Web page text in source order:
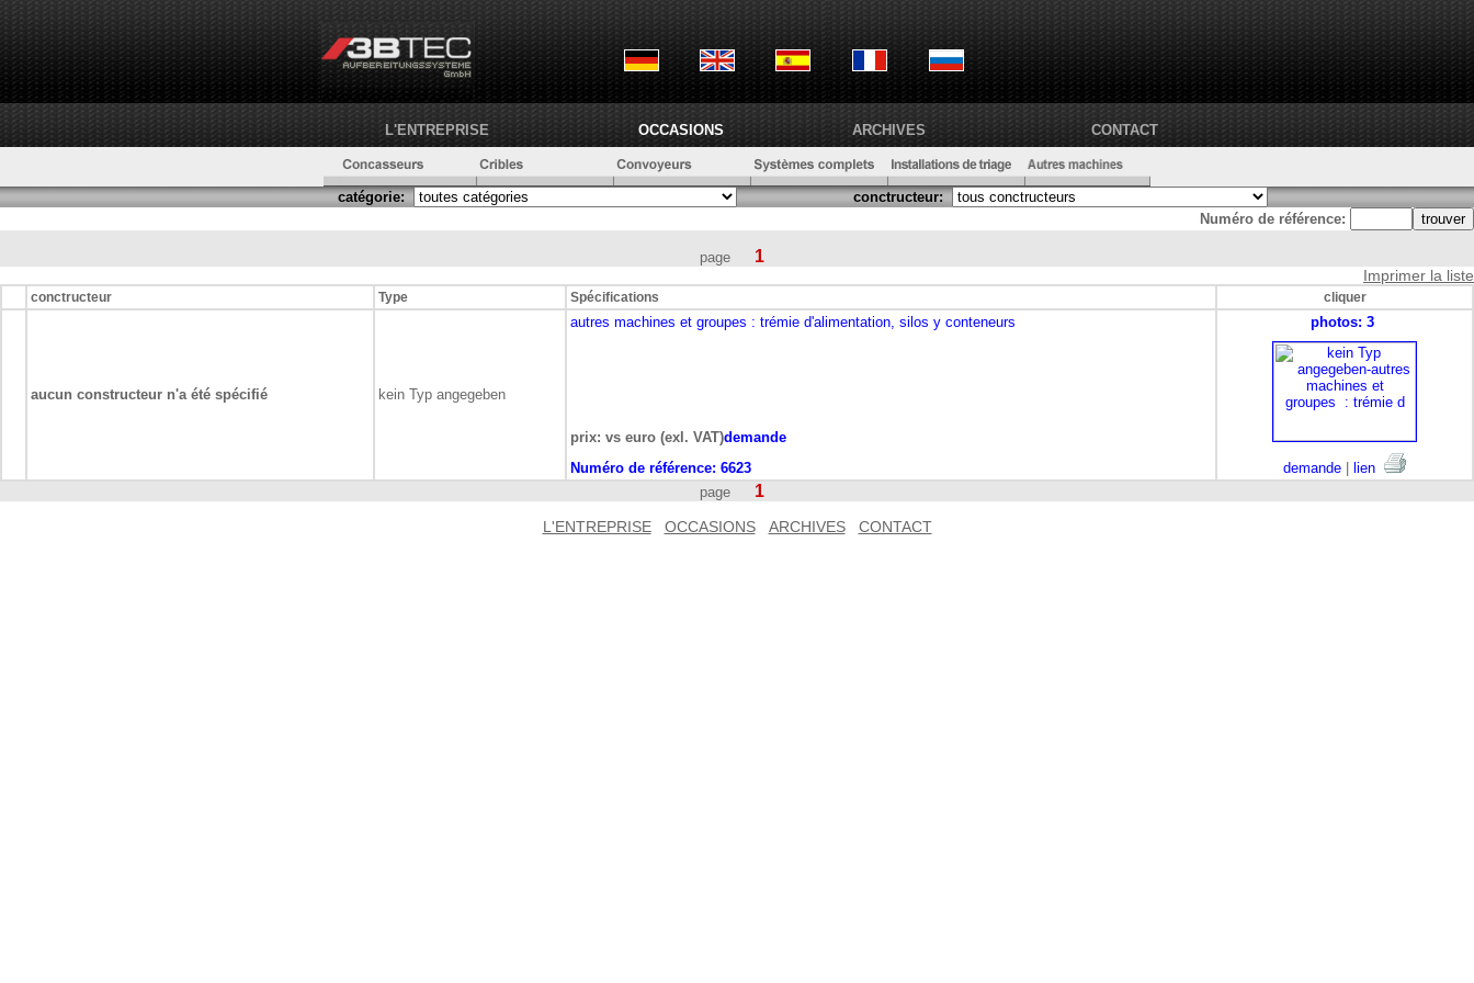
L'ENTREPRISE OCCASIONS ARCHIVES CONTACT
catégorie:
conctructeur:
Numéro de référence:
page 1
Imprimer la liste
conctructeur Type Spécifications cliquer
aucun constructeur n'a été spécifié kein Typ angegeben
autres machines et groupes : trémie d'alimentation, silos y conteneurs
prix: vs euro (exl. VAT)demande
Numéro de référence: 6623
photos: 3
demande
lien
page
1
L'ENTREPRISE OCCASIONS ARCHIVES CONTACT